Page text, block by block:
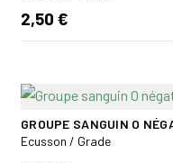
2,50 €
GROUPE SANGUIN O
Ecusson / Grade